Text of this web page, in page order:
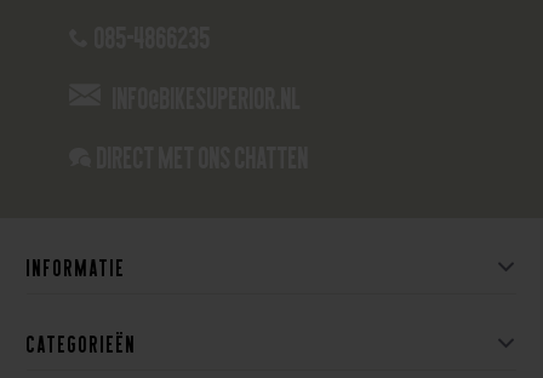
Informatie
Categorieën